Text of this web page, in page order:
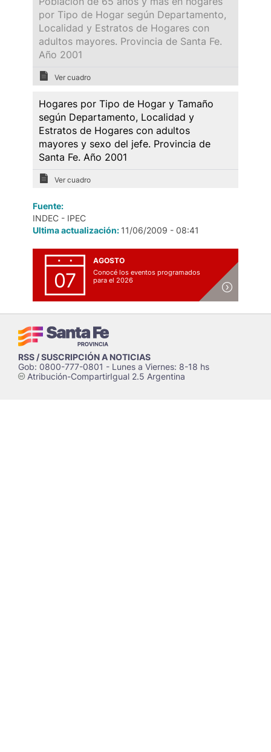
por Tipo de Hogar según Departamento,
Localidad y Estratos de Hogares con
adultos mayores. Provincia de Santa Fe.
Año 2001
Ver cuadro
Hogares por Tipo de Hogar y Tamaño
según Departamento, Localidad y
Estratos de Hogares con adultos
mayores y sexo del jefe. Provincia de
Santa Fe. Año 2001
Ver cuadro
Fuente:
INDEC - IPEC
Ultima actualización: 11/06/2009 - 08:41
07
AGOSTO
Conocé los eventos programados
para el 2026
RSS / SUSCRIPCIÓN A NOTICIAS
Gob: 0800-777-0801 - Lunes a Viernes: 8-18 hs
cAtribución-CompartirIgual 2.5 Argentina